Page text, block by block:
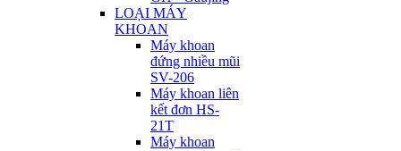
LOẠI MÁY
KHOAN
Máy khoan
đứng nhiều mũi
SV-206
Máy khoan liên
kết đơn HS-
21T
Máy khoan